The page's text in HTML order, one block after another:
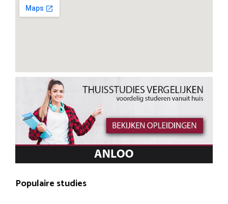
Populaire studies